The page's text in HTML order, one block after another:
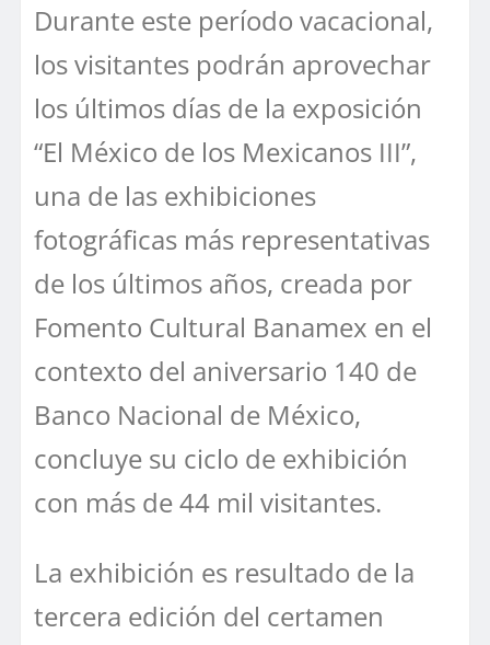
Durante este período vacacional,
los visitantes podrán aprovechar
los últimos días de la exposición
“El México de los Mexicanos III”,
una de las exhibiciones
fotográficas más representativas
de los últimos años, creada por
Fomento Cultural Banamex en el
contexto del aniversario 140 de
Banco Nacional de México,
concluye su ciclo de exhibición
con más de 44 mil visitantes.
La exhibición es resultado de la
tercera edición del certamen